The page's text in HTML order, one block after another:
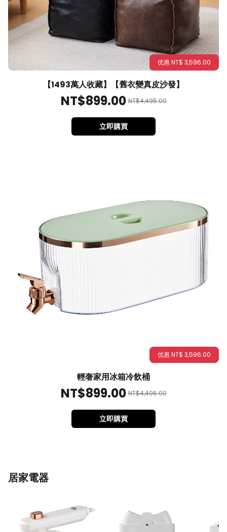
优惠NT$ 3,596.00
【1493萬人收藏】【舊衣變真皮沙發】
NT$899.00 NT$4,495.00
立即購買
优惠NT$ 3,596.00
輕奢家用冰箱冷飲桶
NT$899.00 NT$4,495.00
立即購買
居家電器